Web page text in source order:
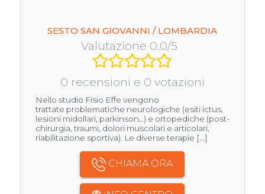
SESTO SAN GIOVANNI / LOMBARDIA
Valutazione 0.0/5
0 recensioni e 0 votazioni
Nello studio Fisio Effe vengono
trattate problematiche neurologiche (esiti ictus,
lesioni midollari, parkinson…) e ortopediche (post-
chirurgia, traumi, dolori muscolari e articolari,
riabilitazione sportiva). Le diverse terapie [...]
CHIAMA ORA